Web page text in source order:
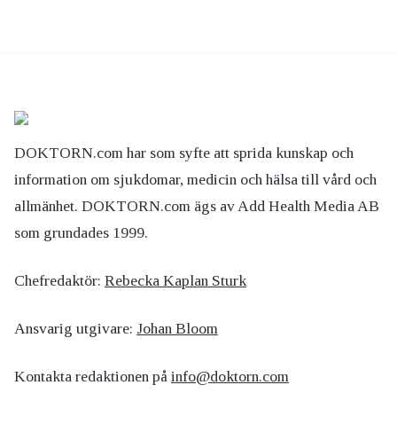
DOKTORN.com har som syfte att sprida kunskap och
information om sjukdomar, medicin och hälsa till vård och
allmänhet. DOKTORN.com ägs av Add Health Media AB
som grundades 1999.
Chefredaktör: Rebecka Kaplan Sturk
Ansvarig utgivare: Johan Bloom
Kontakta redaktionen på info@doktorn.com